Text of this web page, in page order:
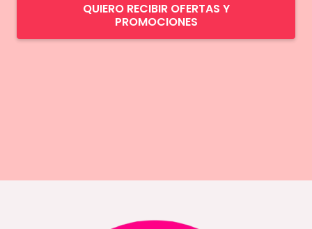
QUIERO RECIBIR OFERTAS Y
PROMOCIONES